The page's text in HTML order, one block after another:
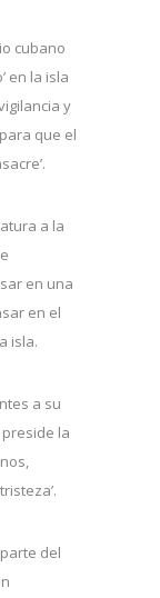
cubano
en la isla
y
que el
a la
en una
en el
isla.
a su
la
del